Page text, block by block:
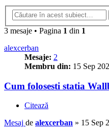
3 mesaje • Pagina 1 din 1
alexcerban
Mesaje: 2
Membru din: 15 Sep
Cum folosesti statia
Citează
Mesaj de alexcerban » 15 Sep